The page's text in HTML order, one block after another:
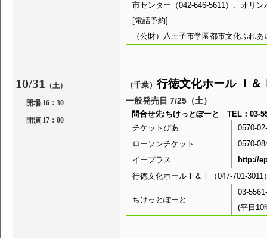
市センター（042-646-5611）、オリ
[電話予約]
（公財）八王子市学園都市文化ふれ
10/31 （土）
開場 16：30
開演 17：00
（千葉） 行徳文化ホール Ｉ＆
一般発売日 7/25（土）
問合せ先:ちけっとぽーと TEL：03-
チケットぴあ
0570-
ローソンチケット
0570-
イープラス
http://
行徳文化ホールＩ＆Ｉ（047-701-
ちけっとぽーと
03-
(平日10